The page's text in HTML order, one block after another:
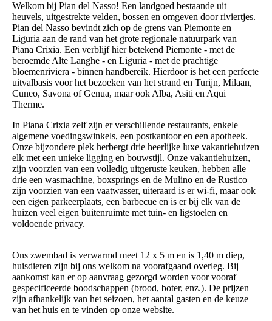
Welkom bij Pian del Nasso! Een landgoed bestaande uit
heuvels, uitgestrekte velden, bossen en omgeven door riviertjes.
Pian del Nasso bevindt zich op de grens van Piemonte en
Liguria aan de rand van het grote regionale natuurpark van
Piana Crixia. Een verblijf hier betekend Piemonte - met de
beroemde Alte Langhe - en Liguria - met de prachtige
bloemenriviera - binnen handbereik. Hierdoor is het een perfecte
uitvalbasis voor het bezoeken van het strand en Turijn, Milaan,
Cuneo, Savona of Genua, maar ook Alba, Asiti en Aqui
Therme.
In Piana Crixia zelf zijn er verschillende restaurants, enkele
algemene voedingswinkels, een postkantoor en een apotheek.
Onze bijzondere plek herbergt drie heerlijke luxe vakantiehuizen
elk met een unieke ligging en bouwstijl. Onze vakantiehuizen,
zijn voorzien van een volledig uitgeruste keuken, hebben alle
drie een wasmachine, boxsprings en de Mulino en de Rustico
zijn voorzien van een vaatwasser, uiteraard is er wi-fi, maar ook
een eigen parkeerplaats, een barbecue en is er bij elk van de
huizen veel eigen buitenruimte met tuin- en ligstoelen en
voldoende privacy.
Ons zwembad is verwarmd meet 12 x 5 m en is 1,40 m diep,
huisdieren zijn bij ons welkom na voorafgaand overleg. Bij
aankomst kan er op aanvraag gezorgd worden voor vooraf
gespecificeerde boodschappen (brood, boter, enz.). De prijzen
zijn afhankelijk van het seizoen, het aantal gasten en de keuze
van het huis en te vinden op onze website.